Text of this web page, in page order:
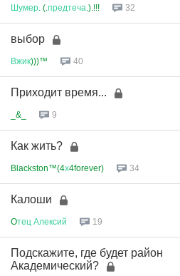
Шумер . (. предтеча .).!!! 32
выбор
Вжик)))™ 40
Приходит время...
_&_ 9
Как жить?
Blackston™(4х4forever) 34
Калоши
Oтец Алексий 19
Подскажите, где будет район
Академический?